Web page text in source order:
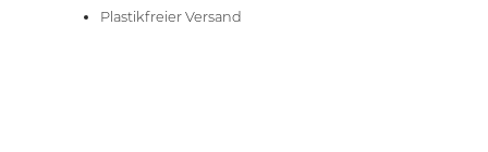
Plastikfreier Versand